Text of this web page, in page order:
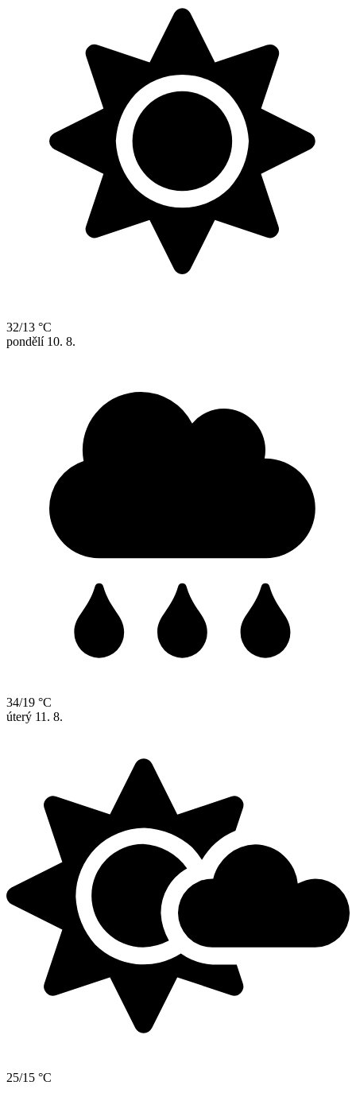
32/13 °C
pondělí 10. 8.
34/19 °C
úterý 11. 8.
25/15 °C